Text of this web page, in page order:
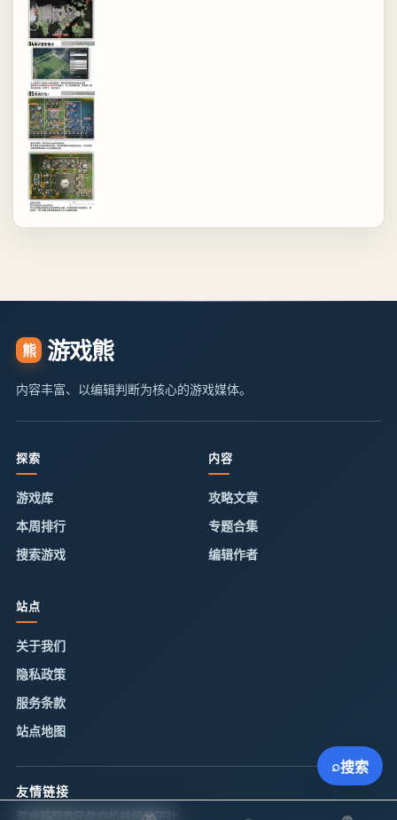
熊 游戏熊
内容丰富、以编辑判断为核心的游戏媒体。
探索
游戏库
本周排行
搜索游戏
内容
攻略文章
专题合集
编辑作者
站点
关于我们
隐私政策
服务条款
站点地图
友情链接
游戏葡萄 机核网游研社
⌕搜索